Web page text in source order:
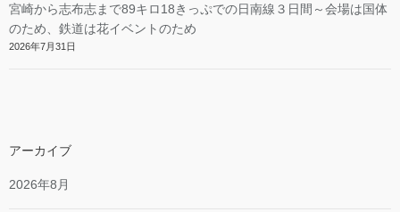
宮崎から志布志まで89キロ18きっぷでの日南線３日間～会場は国体
のため、鉄道は花イベントのため
2026年7月31日
アーカイブ
2026年8月